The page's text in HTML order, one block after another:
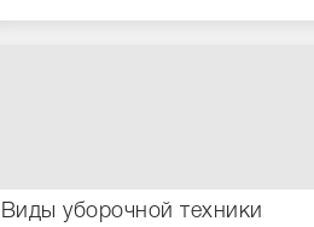
Виды уборочной техники